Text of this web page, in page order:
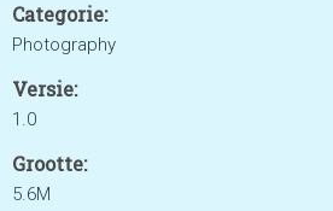
Categorie:
Photography
Versie:
1.0
Grootte:
5.6M